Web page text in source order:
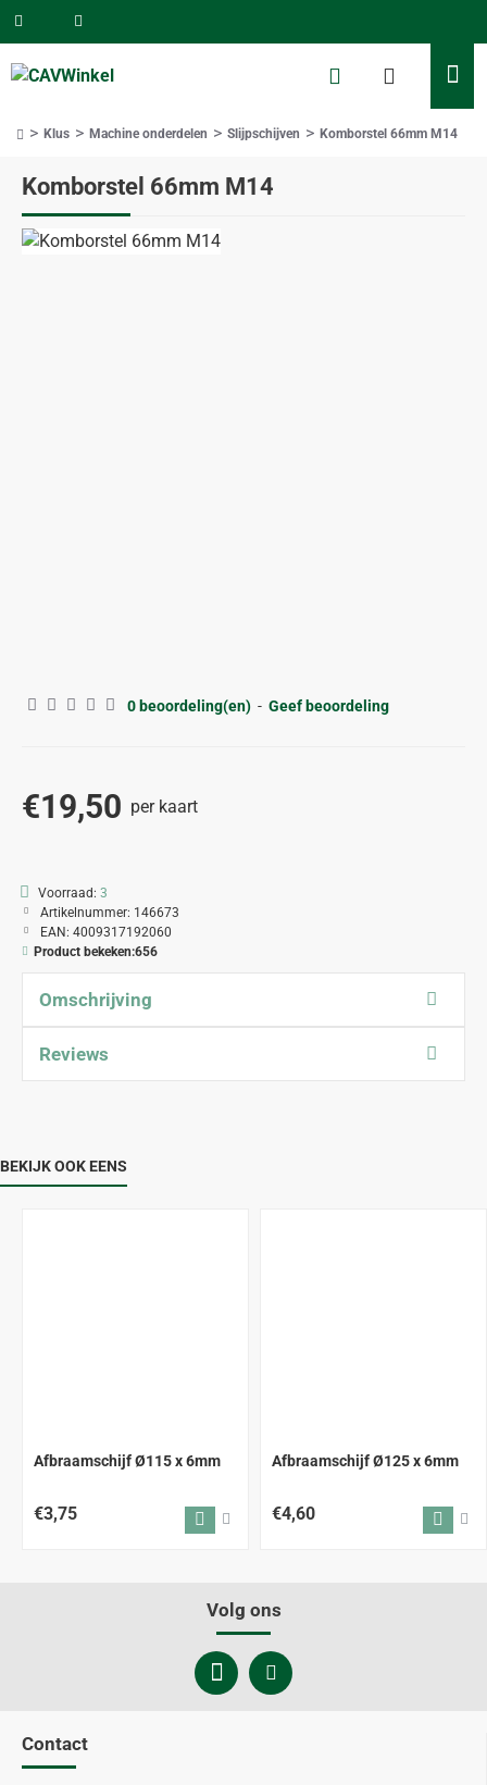
Komborstel 66mm M14
Klus Machine onderdelen Slijpschijven Komborstel 66mm M14
0 beoordeling(en) - Geef beoordeling
€19,50 per kaart
Voorraad: 3
Artikelnummer: 146673
EAN: 4009317192060
Product bekeken:656
Omschrijving
Reviews
BEKIJK OOK EENS
Afbraamschijf Ø115 x 6mm
€3,75
Afbraamschijf Ø125 x 6mm
€4,60
Volg ons
Contact